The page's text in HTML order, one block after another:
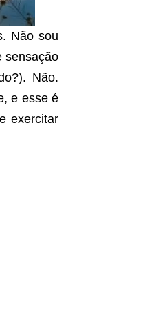
Não sou
sensação
Não.
e esse é
exercitar